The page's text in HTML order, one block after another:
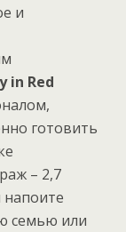
и
in Red
готовить
– 2,7
напоите
семью или